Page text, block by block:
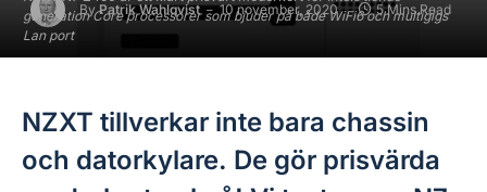
generation Core processorer som bjuder på både WiFi6 och multigigs
Lan port
By Patrik Wahlqvist 10 november, 2020 5 Mins Read
NZXT tillverkar inte bara chassin
och datorkylare. De gör prisvärda